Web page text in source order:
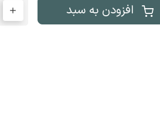
افزودن به سبد